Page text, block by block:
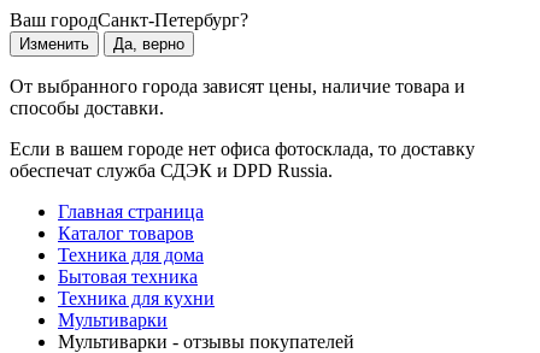
Ваш городСанкт-Петербург?
Изменить Да, верно
От выбранного города зависят цены, наличие товара и
способы доставки.
Если в вашем городе нет офиса фотосклада, то доставку
обеспечат служба СДЭК и DPD Russia.
Главная страница
Каталог товаров
Техника для дома
Бытовая техника
Техника для кухни
Мультиварки
Мультиварки - отзывы покупателей